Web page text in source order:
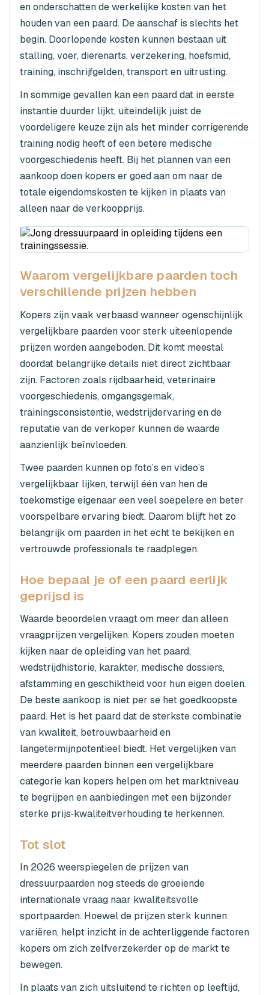
en onderschatten de werkelijke kosten van het
houden van een paard. De aanschaf is slechts het
begin. Doorlopende kosten kunnen bestaan uit
stalling, voer, dierenarts, verzekering, hoefsmid,
training, inschrijfgelden, transport en uitrusting.
In sommige gevallen kan een paard dat in eerste
instantie duurder lijkt, uiteindelijk juist de
voordeligere keuze zijn als het minder corrigerende
training nodig heeft of een betere medische
voorgeschiedenis heeft. Bij het plannen van een
aankoop doen kopers er goed aan om naar de
totale eigendomskosten te kijken in plaats van
alleen naar de verkoopprijs.
Waarom vergelijkbare paarden toch
verschillende prijzen hebben
Kopers zijn vaak verbaasd wanneer ogenschijnlijk
vergelijkbare paarden voor sterk uiteenlopende
prijzen worden aangeboden. Dit komt meestal
doordat belangrijke details niet direct zichtbaar
zijn. Factoren zoals rijdbaarheid, veterinaire
voorgeschiedenis, omgangsgemak,
trainingsconsistentie, wedstrijdervaring en de
reputatie van de verkoper kunnen de waarde
aanzienlijk beïnvloeden.
Twee paarden kunnen op foto’s en video’s
vergelijkbaar lijken, terwijl één van hen de
toekomstige eigenaar een veel soepelere en beter
voorspelbare ervaring biedt. Daarom blijft het zo
belangrijk om paarden in het echt te bekijken en
vertrouwde professionals te raadplegen.
Hoe bepaal je of een paard eerlijk
geprijsd is
Waarde beoordelen vraagt om meer dan alleen
vraagprijzen vergelijken. Kopers zouden moeten
kijken naar de opleiding van het paard,
wedstrijdhistorie, karakter, medische dossiers,
afstamming en geschiktheid voor hun eigen doelen.
De beste aankoop is niet per se het goedkoopste
paard. Het is het paard dat de sterkste combinatie
van kwaliteit, betrouwbaarheid en
langetermijnpotentieel biedt. Het vergelijken van
meerdere paarden binnen een vergelijkbare
categorie kan kopers helpen om het marktniveau
te begrijpen en aanbiedingen met een bijzonder
sterke prijs‑kwaliteitverhouding te herkennen.
Tot slot
In 2026 weerspiegelen de prijzen van
dressuurpaarden nog steeds de groeiende
internationale vraag naar kwaliteitsvolle
sportpaarden. Hoewel de prijzen sterk kunnen
variëren, helpt inzicht in de achterliggende factoren
kopers om zich zelfverzekerder op de markt te
bewegen.
In plaats van zich uitsluitend te richten op leeftijd,